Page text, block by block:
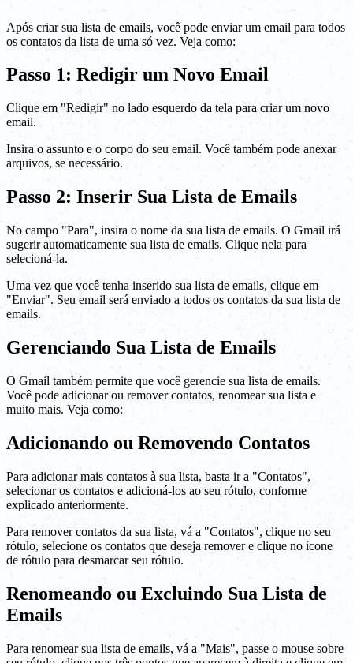
Após criar sua lista de emails, você pode enviar um email para todos
os contatos da lista de uma só vez. Veja como:
Passo 1: Redigir um Novo Email
Clique em "Redigir" no lado esquerdo da tela para criar um novo
email.
Insira o assunto e o corpo do seu email. Você também pode anexar
arquivos, se necessário.
Passo 2: Inserir Sua Lista de Emails
No campo "Para", insira o nome da sua lista de emails. O Gmail irá
sugerir automaticamente sua lista de emails. Clique nela para
selecioná-la.
Uma vez que você tenha inserido sua lista de emails, clique em
"Enviar". Seu email será enviado a todos os contatos da sua lista de
emails.
Gerenciando Sua Lista de Emails
O Gmail também permite que você gerencie sua lista de emails.
Você pode adicionar ou remover contatos, renomear sua lista e
muito mais. Veja como:
Adicionando ou Removendo Contatos
Para adicionar mais contatos à sua lista, basta ir a "Contatos",
selecionar os contatos e adicioná-los ao seu rótulo, conforme
explicado anteriormente.
Para remover contatos da sua lista, vá a "Contatos", clique no seu
rótulo, selecione os contatos que deseja remover e clique no ícone
de rótulo para desmarcar seu rótulo.
Renomeando ou Excluindo Sua Lista de
Emails
Para renomear sua lista de emails, vá a "Mais", passe o mouse sobre